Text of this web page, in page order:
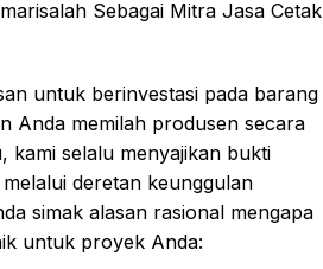
untuk berinvestasi pada barang
Anda memilah produsen secara
kami selalu menyajikan bukti
deretan keunggulan
simak alasan rasional mengapa
untuk proyek Anda: